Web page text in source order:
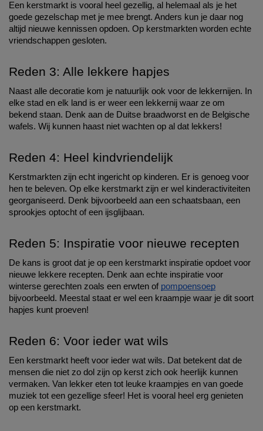
Een kerstmarkt is vooral heel gezellig, al helemaal als je het
goede gezelschap met je mee brengt. Anders kun je daar nog
altijd nieuwe kennissen opdoen. Op kerstmarkten worden echte
vriendschappen gesloten.
Reden 3: Alle lekkere hapjes
Naast alle decoratie kom je natuurlijk ook voor de lekkernijen. In
elke stad en elk land is er weer een lekkernij waar ze om
bekend staan. Denk aan de Duitse braadworst en de Belgische
wafels. Wij kunnen haast niet wachten op al dat lekkers!
Reden 4: Heel kindvriendelijk
Kerstmarkten zijn echt ingericht op kinderen. Er is genoeg voor
hen te beleven. Op elke kerstmarkt zijn er wel kinderactiviteiten
georganiseerd. Denk bijvoorbeeld aan een schaatsbaan, een
sprookjes optocht of een ijsglijbaan.
Reden 5: Inspiratie voor nieuwe recepten
De kans is groot dat je op een kerstmarkt inspiratie opdoet voor
nieuwe lekkere recepten. Denk aan echte inspiratie voor
winterse gerechten zoals een erwten of pompoensoep
bijvoorbeeld. Meestal staat er wel een kraampje waar je dit soort
hapjes kunt proeven!
Reden 6: Voor ieder wat wils
Een kerstmarkt heeft voor ieder wat wils. Dat betekent dat de
mensen die niet zo dol zijn op kerst zich ook heerlijk kunnen
vermaken. Van lekker eten tot leuke kraampjes en van goede
muziek tot een gezellige sfeer! Het is vooral heel erg genieten
op een kerstmarkt.